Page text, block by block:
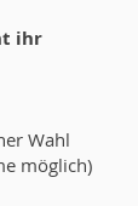
ihr
Wahl
möglich)